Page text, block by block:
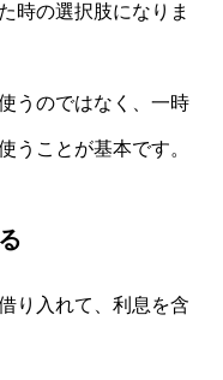
時の選択肢になりま
うのではなく、一時
うことが基本です。
り入れて、利息を含